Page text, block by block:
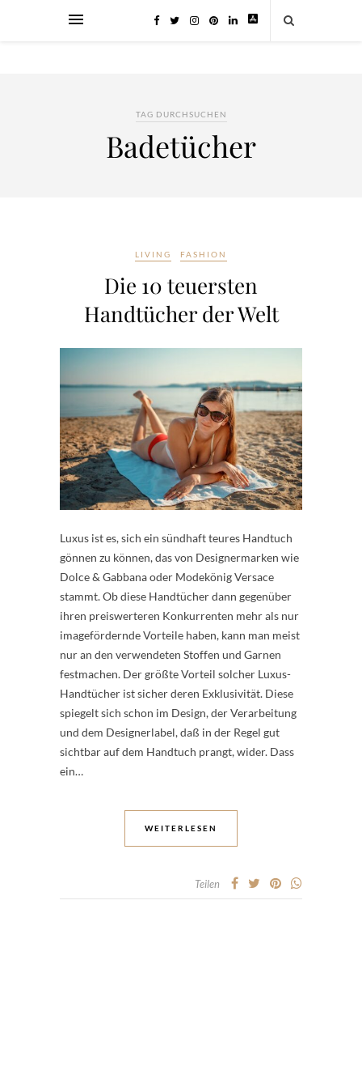
TAG DURCHSUCHEN
Badetücher
LIVING FASHION
Die 10 teuersten
Handtücher der Welt
Luxus ist es, sich ein sündhaft teures Handtuch
gönnen zu können, das von Designermarken wie
Dolce & Gabbana oder Modekönig Versace
stammt. Ob diese Handtücher dann gegenüber
ihren preiswerteren Konkurrenten mehr als nur
imagefördernde Vorteile haben, kann man meist
nur an den verwendeten Stoffen und Garnen
festmachen. Der größte Vorteil solcher Luxus-
Handtücher ist sicher deren Exklusivität. Diese
spiegelt sich schon im Design, der Verarbeitung
und dem Designerlabel, daß in der Regel gut
sichtbar auf dem Handtuch prangt, wider. Dass
ein…
WEITERLESEN
Teilen